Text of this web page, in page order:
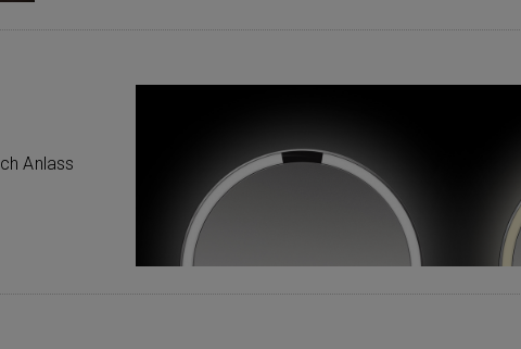
Anlass